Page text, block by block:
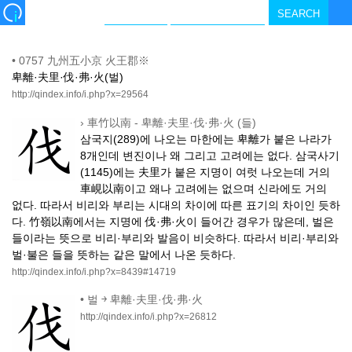
• 0757 九州五小京 火王郡※
卑離·夫里·伐·弗·火(벌)
http://qindex.info/i.php?x=29564
› 車竹以南 - 卑離·夫里·伐·弗·火 (들)
삼국지(289)에 나오는 마한에는 卑離가 붙은 나라가
8개인데 변진이나 왜 그리고 고려에는 없다. 삼국사기
(1145)에는 夫里가 붙은 지명이 여럿 나오는데 거의
車峴以南이고 왜나 고려에는 없으며 신라에도 거의
없다. 따라서 비리와 부리는 시대의 차이에 따른 표기의 차이인 듯하
다. 竹嶺以南에서는 지명에 伐·弗·火이 들어간 경우가 많은데, 벌은
들이라는 뜻으로 비리·부리와 발음이 비슷하다. 따라서 비리·부리와
벌·불은 들을 뜻하는 같은 말에서 나온 듯하다.
http://qindex.info/i.php?x=8439#14719
• 벌 ￫ 卑離·夫里·伐·弗·火
http://qindex.info/i.php?x=26812